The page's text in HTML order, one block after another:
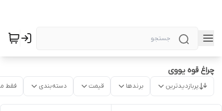
چراغ قوه یووی
پربازدیدترین برندها قیمت دسته‌بندی فقط